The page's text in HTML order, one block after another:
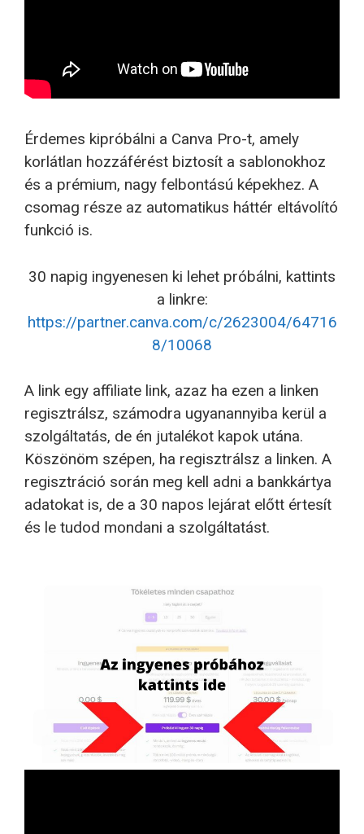
Érdemes kipróbálni a Canva Pro-t, amely
korlátlan hozzáférést biztosít a sablonokhoz
és a prémium, nagy felbontású képekhez. A
csomag része az automatikus háttér eltávolító
funkció is.
30 napig ingyenesen ki lehet próbálni, kattints
a linkre:
https://partner.canva.com/c/2623004/64716
8/10068
A link egy affiliate link, azaz ha ezen a linken
regisztrálsz, számodra ugyanannyiba kerül a
szolgáltatás, de én jutalékot kapok utána.
Köszönöm szépen, ha regisztrálsz a linken. A
regisztráció során meg kell adni a bankkártya
adatokat is, de a 30 napos lejárat előtt értesít
és le tudod mondani a szolgáltatást.